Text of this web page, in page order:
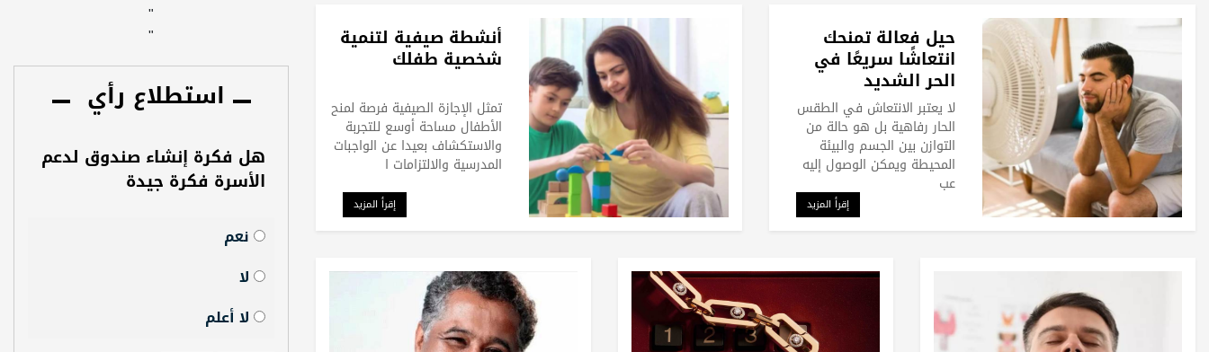
حيل فعالة تمنحك
انتعاشًا سريعًا في
الحر الشديد
لا يعتبر الانتعاش في الطقس
الحار رفاهية بل هو حالة من
التوازن بين الجسم والبيئة
المحيطة ويمكن الوصول إليه
عب
إقرأ المزيد
أنشطة صيفية لتنمية
شخصية طفلك
تمثل الإجازة الصيفية فرصة لمنح
الأطفال مساحة أوسع للتجربة
والاستكشاف بعيدا عن الواجبات
المدرسية والالتزامات ا
إقرأ المزيد
"
"
استطلاع رأي
هل فكرة إنشاء صندوق لدعم
الأسرة فكرة جيدة
نعم
لا
لا أعلم